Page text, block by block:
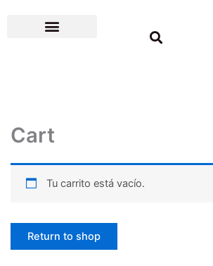
Cart
Tu carrito está vacío.
Return to shop